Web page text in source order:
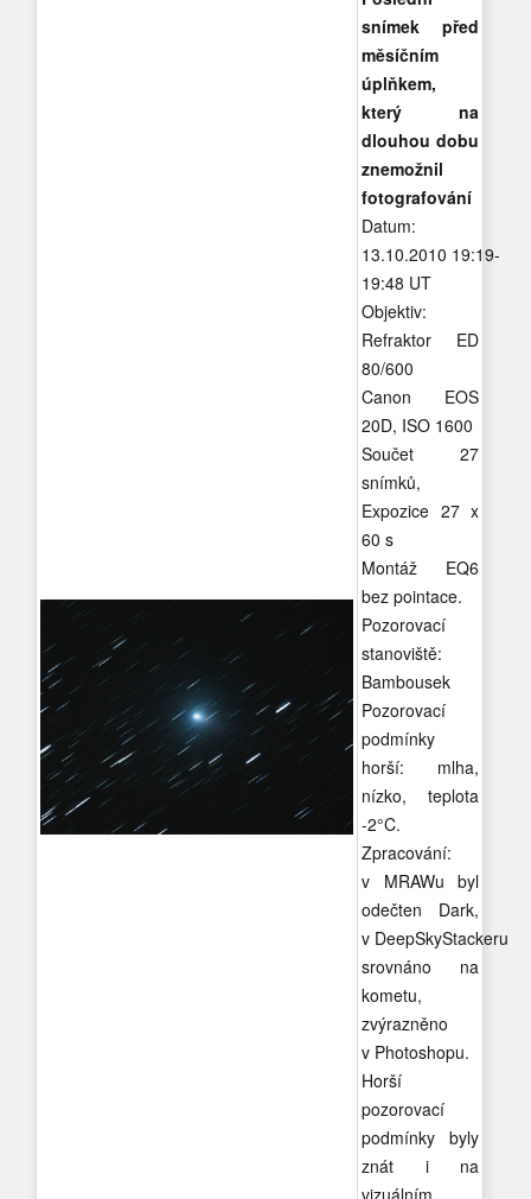
snímek před
měsíčním
úplňkem,
který na
dlouhou dobu
znemožnil
fotografování
Datum:
13.10.2010 19:19-
19:48 UT
Objektiv:
Refraktor ED
80/600
Canon EOS
20D, ISO 1600
Součet 27
snímků,
Expozice 27 x
60 s
Montáž EQ6
bez pointace.
Pozorovací
stanoviště:
Bambousek
Pozorovací
podmínky
horší: mlha,
nízko, teplota
-2°C.
Zpracování:
v MRAWu byl
odečten Dark,
v DeepSkyStackeru
srovnáno na
kometu,
zvýrazněno
v Photoshopu.
Horší
pozorovací
podmínky byly
znát i na
vizuálním